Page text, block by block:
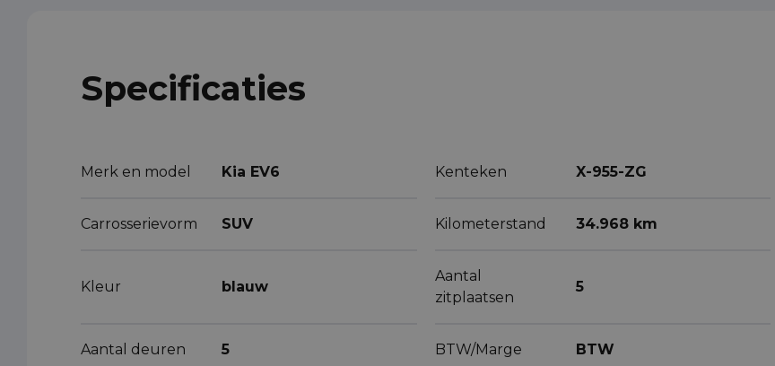
Specificaties
Merk en model Kia EV6 Kenteken X-955-ZG
Carrosserievorm SUV Kilometerstand 34.968 km
Kleur blauw
Aantal
zitplaatsen
5
Aantal deuren 5 BTW/Marge BTW